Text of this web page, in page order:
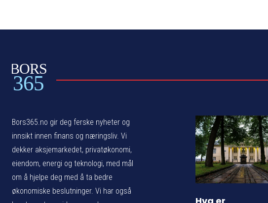
BORS
365
Bors365.no gir deg ferske nyheter og
innsikt innen finans og næringsliv. Vi
dekker aksjemarkedet, privatøkonomi,
eiendom, energi og teknologi, med mål
om å hjelpe deg med å ta bedre
økonomiske beslutninger. Vi har også